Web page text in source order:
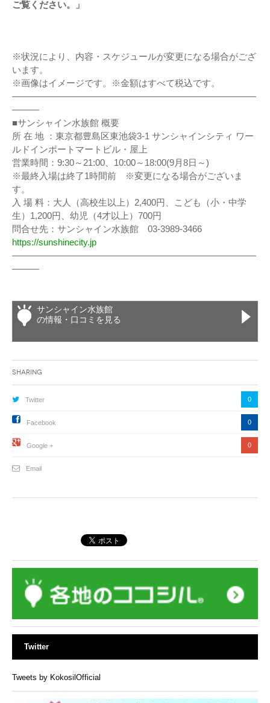
ご覧ください。」
※状況により、内容・スケジュールが変更になる場合がござ
います。
※画像はイメージです。※金額はすべて税込です。
———————————————————————————
———
■サンシャイン水族館 概要
所 在 地 ：東京都豊島区東池袋3-1 サンシャインシティ ワー
ルドインポートマートビル・屋上
営業時間：9:30～21:00、10:00～18:00(9月8日～)
※最終入場は終了1時間前 ※変更になる場合がございま
す。
入 場 料：大人（高校生以上）2,400円、こども（小・中学
生）1,200円、幼児（4才以上）700円
問合せ先：サンシャイン水族館 03-3989-3466
https://sunshinecity.jp
———————————————————————————
———
サンシャイン水族館
の情報・口コミを見る
Sharing
Twitter 0
Facebook 0
Google + 0
Email
Twitter
Tweets by KokosilOfficial